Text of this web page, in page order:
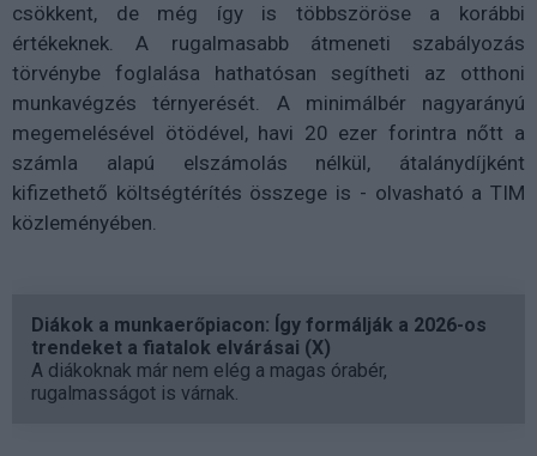
csökkent, de még így is többszöröse a korábbi
értékeknek. A rugalmasabb átmeneti szabályozás
törvénybe foglalása hathatósan segítheti az otthoni
munkavégzés térnyerését. A minimálbér nagyarányú
megemelésével ötödével, havi 20 ezer forintra nőtt a
számla alapú elszámolás nélkül, átalánydíjként
kifizethető költségtérítés összege is - olvasható a TIM
közleményében.
Diákok a munkaerőpiacon: Így formálják a 2026-os
trendeket a fiatalok elvárásai (X)
A diákoknak már nem elég a magas órabér,
rugalmasságot is várnak.